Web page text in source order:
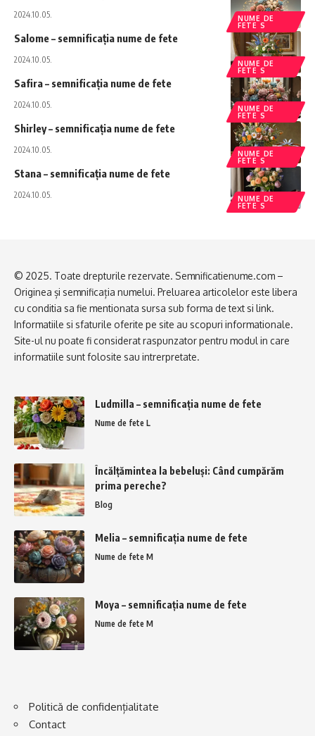
NUME DE
FETE S
2024.10.05.
NUME DE
FETE S
Salome – semnificația nume de fete
2024.10.05.
NUME DE
FETE S
Safira – semnificația nume de fete
2024.10.05.
NUME DE
FETE S
Shirley – semnificația nume de fete
2024.10.05.
NUME DE
FETE S
Stana – semnificația nume de fete
2024.10.05.
© 2025. Toate drepturile rezervate. Semnificatienume.com –
Originea și semnificația numelui. Preluarea articolelor este libera
cu conditia sa fie mentionata sursa sub forma de text si link.
Informatiile si sfaturile oferite pe site au scopuri informationale.
Site-ul nu poate fi considerat raspunzator pentru modul in care
informatiile sunt folosite sau intrerpretate.
Ludmilla – semnificația nume de fete
Nume de fete L
Încălțămintea la bebeluși: Când cumpărăm
prima pereche?
Blog
Melia – semnificația nume de fete
Nume de fete M
Moya – semnificația nume de fete
Nume de fete M
Politică de confidențialitate
Contact